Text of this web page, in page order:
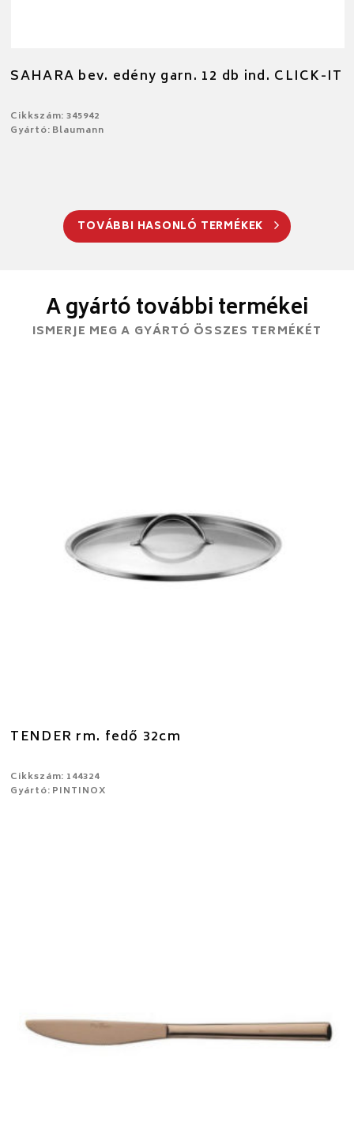
SAHARA bev. edény garn. 12 db ind. CLICK-IT
Cikkszám: 345942
Gyártó: Blaumann
TOVÁBBI HASONLÓ TERMÉKEK
A gyártó további termékei
ISMERJE MEG A GYÁRTÓ ÖSSZES TERMÉKÉT
TENDER rm. fedő 32cm
Cikkszám: 144324
Gyártó: PINTINOX